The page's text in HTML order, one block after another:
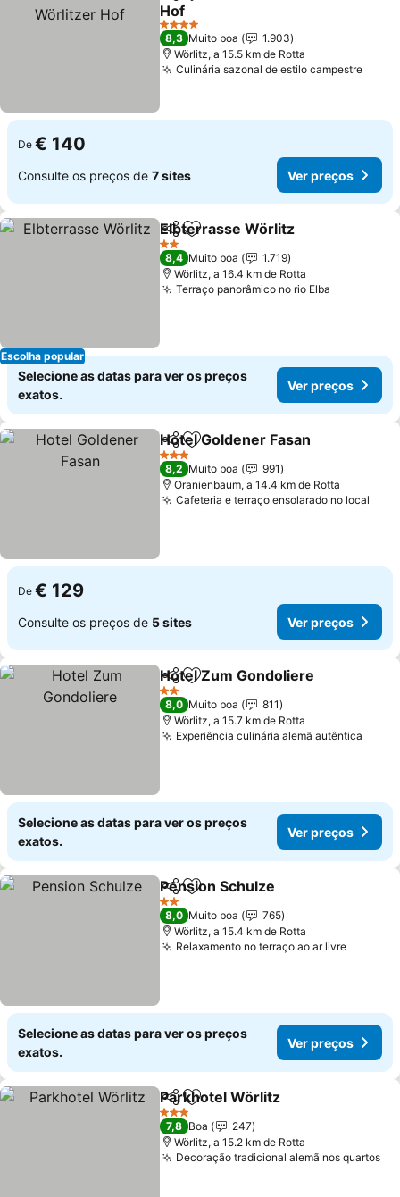
Hof
Ver preços
4 Estrelas
8,3 Muito boa
1.903
Wörlitz, a 15.5 km de Rotta
Culinária sazonal de estilo campestreVer
De € 140
Consulte os preços de 7 sites Ver preços
Escolha popular
PartilharAdicionar aos favoritos
Elbterrasse Wörlitz
2 Estrelas
8,4 Muito boa
1.719
Wörlitz, a 16.4 km de Rotta
Terraço panorâmico no rio Elba
Selecione as datas para ver os preços
exatos.
Ver preços
PartilharAdicionar aos favoritos
Hotel Goldener Fasan
3 Estrelas
8,2 Muito boa
991
Oranienbaum, a 14.4 km de Rotta
Cafeteria e terraço ensolarado no local
De € 129
Consulte os preços de 5 sites Ver preços
PartilharAdicionar aos favoritos
Hotel Zum Gondoliere
2 Estrelas
8,0 Muito boa
811
Wörlitz, a 15.7 km de Rotta
Experiência culinária alemã autêntica
Selecione as datas para ver os preços
exatos.
Ver preços
PartilharAdicionar aos favoritos
Pension Schulze
2 Estrelas
8,0 Muito boa
765
Wörlitz, a 15.4 km de Rotta
Relaxamento no terraço ao ar livreVer
Selecione as datas para ver os preços
exatos.
Ver preços
PartilharAdicionar aos favoritos
Parkhotel Wörlitz
3 Estrelas
7,8 Boa
247
Wörlitz, a 15.2 km de Rotta
Decoração tradicional alemã nos quartos